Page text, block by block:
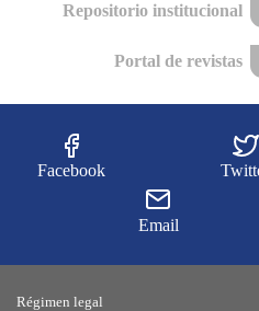
Repositorio institucional
Portal de revistas
Facebook
Email
Régimen legal